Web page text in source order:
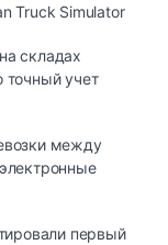
Truck Simulator
складах
точный учет
между
первый